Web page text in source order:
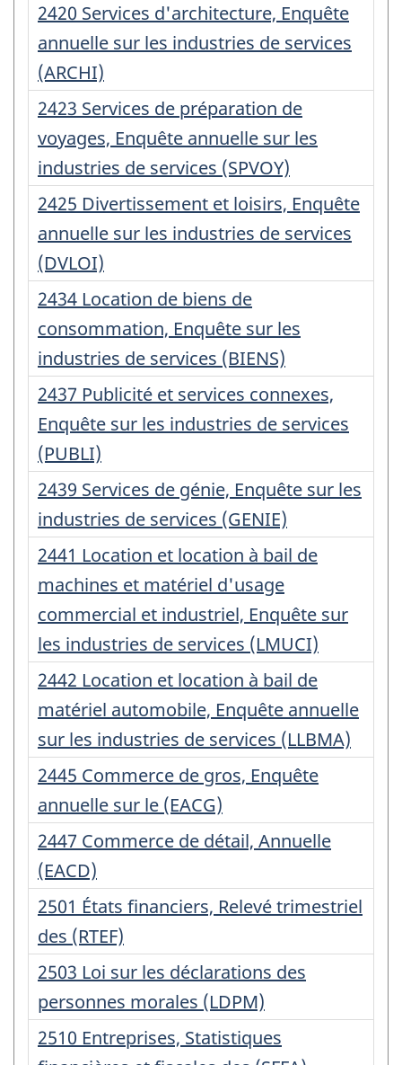
Numéro
d'enregistrement
:
2420 Services d'architecture, Enquête
annuelle sur les industries de services
(ARCHI)
Numéro
d'enregistrement
:
2423 Services de préparation de
voyages, Enquête annuelle sur les
industries de services (SPVOY)
Numéro
d'enregistrement
:
2425 Divertissement et loisirs, Enquête
annuelle sur les industries de services
(DVLOI)
Numéro
d'enregistrement
:
2434 Location de biens de
consommation, Enquête sur les
industries de services (BIENS)
Numéro
d'enregistrement
:
2437 Publicité et services connexes,
Enquête sur les industries de services
(PUBLI)
Numéro
d'enregistrement
:
2439 Services de génie, Enquête sur les
industries de services (GENIE)
Numéro
d'enregistrement
:
2441 Location et location à bail de
machines et matériel d'usage
commercial et industriel, Enquête sur
les industries de services (LMUCI)
Numéro
d'enregistrement
:
2442 Location et location à bail de
matériel automobile, Enquête annuelle
sur les industries de services (LLBMA)
Numéro
d'enregistrement
:
2445 Commerce de gros, Enquête
annuelle sur le (EACG)
Numéro
d'enregistrement
:
2447 Commerce de détail, Annuelle
(EACD)
Numéro
d'enregistrement
:
2501 États financiers, Relevé trimestriel
des (RTEF)
Numéro
d'enregistrement
:
2503 Loi sur les déclarations des
personnes morales (LDPM)
Numéro
2510 Entreprises, Statistiques